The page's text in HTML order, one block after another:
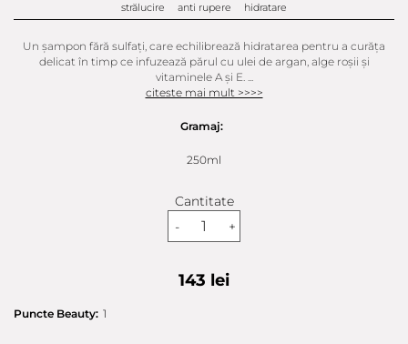
strălucire anti rupere hidratare
Un șampon fără sulfați, care echilibrează hidratarea pentru a curăța
delicat în timp ce infuzează părul cu ulei de argan, alge roșii și
vitaminele A și E. ...
citeste mai mult >>>>
Gramaj:
250ml
Cantitate
-
+
143 lei
Puncte Beauty: 1